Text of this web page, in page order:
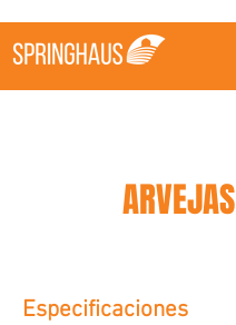
ARVEJAS
Especificaciones